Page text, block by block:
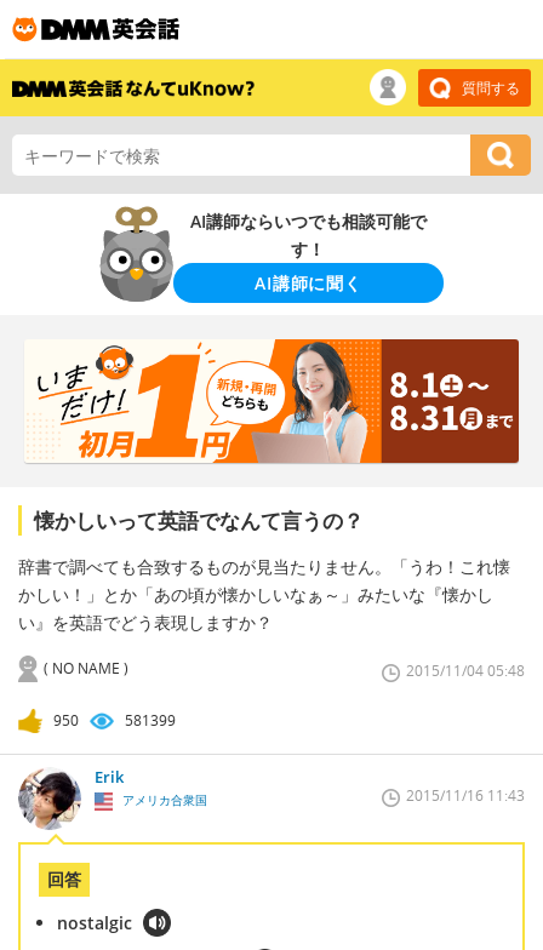
質問する
AI講師ならいつでも相談可能で
す！
AI講師に聞く
懐かしいって英語でなんて言うの？
辞書で調べても合致するものが見当たりません。「うわ！これ懐
かしい！」とか「あの頃が懐かしいなぁ～」みたいな『懐かし
い』を英語でどう表現しますか？
( NO NAME ) 2015/11/04 05:48
950 581399
Erik
アメリカ合衆国 2015/11/16 11:43
回答
nostalgic